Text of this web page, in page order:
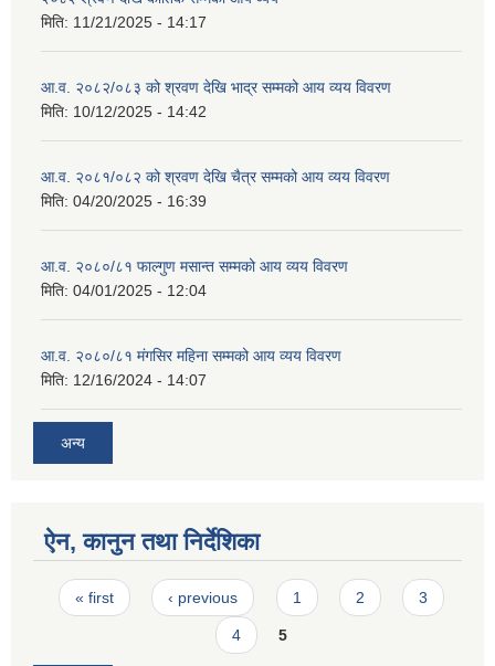
मिति: 11/21/2025 - 14:17
आ.व. २०८२/०८३ को श्रवण देखि भाद्र सम्मको आय व्यय विवरण
मिति: 10/12/2025 - 14:42
आ.व. २०८१/०८२ को श्रवण देखि चैत्र सम्मको आय व्यय विवरण
मिति: 04/20/2025 - 16:39
आ.व. २०८०/८१ फाल्गुण मसान्त सम्मको आय व्यय विवरण
मिति: 04/01/2025 - 12:04
आ.व. २०८०/८१ मंगसिर महिना सम्मको आय व्यय विवरण
मिति: 12/16/2024 - 14:07
अन्य
ऐन, कानुन तथा निर्देशिका
Pages
« first ‹ previous 1 2 3
4 5